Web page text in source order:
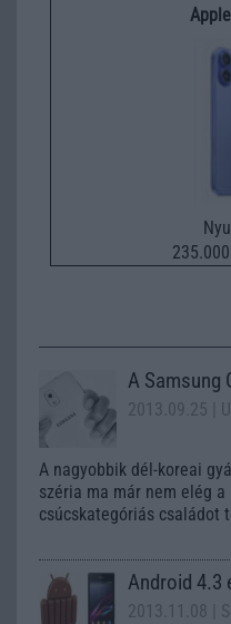
A Samsung
2013.09.25 |
A nagyobbik dél-koreai
széria ma már nem elég
csúcskategóriás családot
Android 4.3
2013.11.08 |